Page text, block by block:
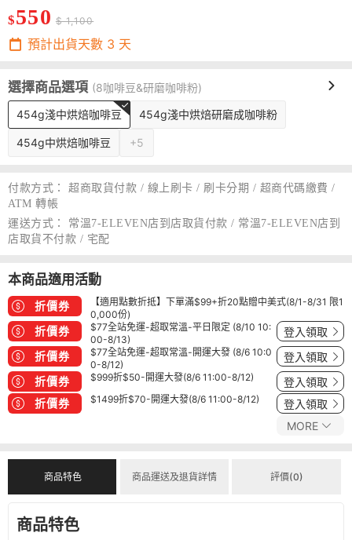
$550 $ 1,100
預計出貨天數 3 天
選擇商品選項 (8咖啡豆&研磨咖啡粉)
454g淺中烘焙咖啡豆 454g淺中烘焙研磨成咖啡粉
454g中烘焙咖啡豆 +5
付款方式：
超商取貨付款 / 線上刷卡 / 刷卡分期 / 超商代碼繳費 /
ATM 轉帳
運送方式：
常溫7-ELEVEN店到店取貨付款 / 常溫7-ELEVEN店到
店取貨不付款 / 宅配
本商品適用活動
折價券
【適用點數折抵】下單滿$99+折20點贈中美式(8/1-8/31 限1
0,000份)
折價券
$77全站免運-超取常溫-平日限定 (8/10 10:
00-8/13)
登入領取
折價券
$77全站免運-超取常溫-開運大發 (8/6 10:0
0-8/12)
登入領取
折價券 $999折$50-開運大發(8/6 11:00-8/12) 登入領取
折價券 $1499折$70-開運大發(8/6 11:00-8/12) 登入領取
MORE
商品特色 商品運送及退貨詳情 評價(0)
商品特色